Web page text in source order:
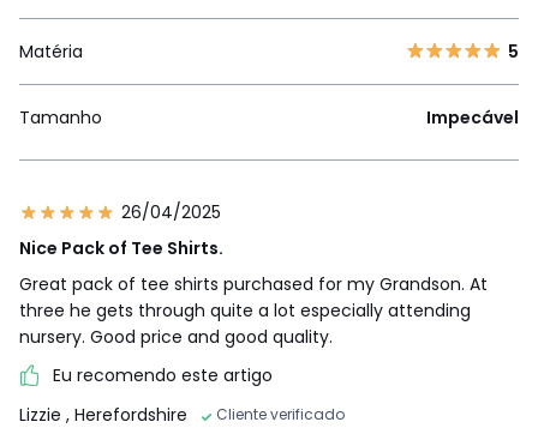
Matéria 5
Tamanho Impecável
26/04/2025
Nice Pack of Tee Shirts.
Great pack of tee shirts purchased for my Grandson. At
three he gets through quite a lot especially attending
nursery. Good price and good quality.
Eu recomendo este artigo
Lizzie , Herefordshire Cliente verificado